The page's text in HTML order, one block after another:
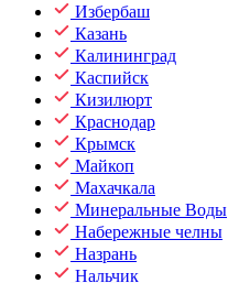
Избербаш
Казань
Калининград
Каспийск
Кизилюрт
Краснодар
Крымск
Майкоп
Махачкала
Минеральные Воды
Набережные челны
Назрань
Нальчик